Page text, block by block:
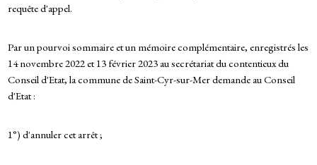
requête d'appel.
Par un pourvoi sommaire et un mémoire complémentaire, enregistrés les
14 novembre 2022 et 13 février 2023 au secrétariat du contentieux du
Conseil d'Etat, la commune de Saint-Cyr-sur-Mer demande au Conseil
d'Etat :
1°) d'annuler cet arrêt ;